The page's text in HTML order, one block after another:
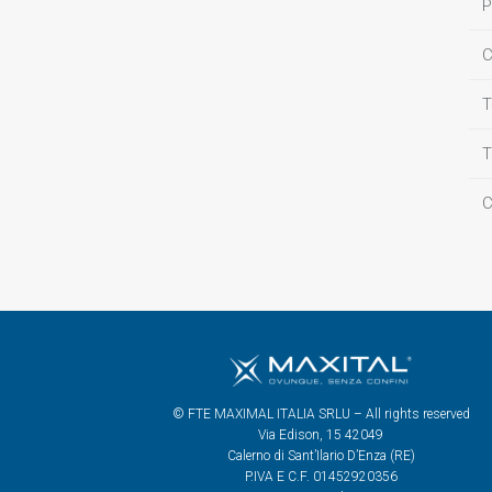
© FTE MAXIMAL ITALIA SRLU – All rights reserved
Via Edison, 15 42049
Calerno di Sant’Ilario D’Enza (RE)
P.IVA E C.F. 01452920356